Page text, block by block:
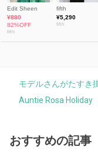
モデルさんがたすき
Auntie Rosa Holiday
おすすめの記事